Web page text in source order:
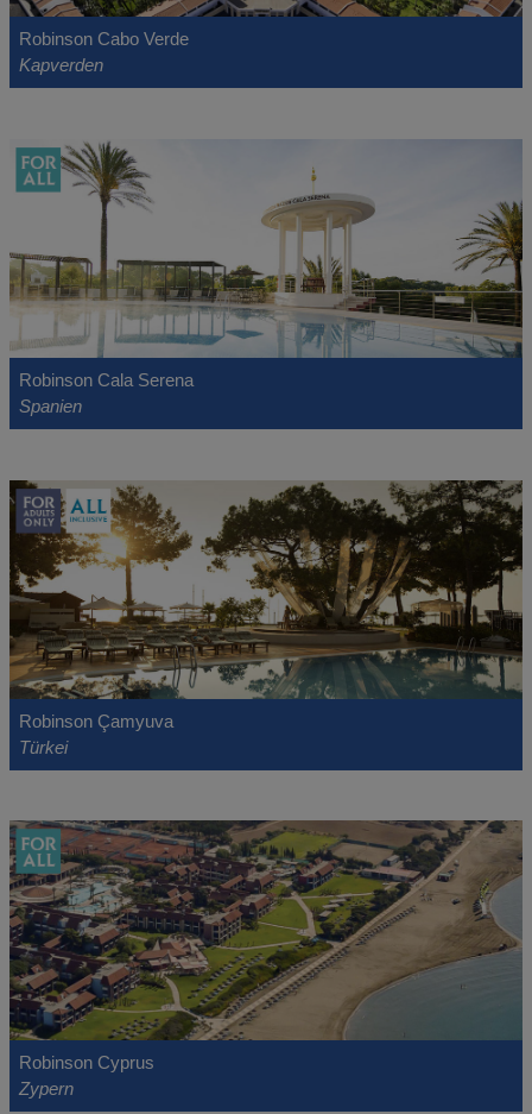
Robinson Cabo Verde
Kapverden
Robinson Cala Serena
Spanien
Robinson Çamyuva
Türkei
Robinson Cyprus
Zypern